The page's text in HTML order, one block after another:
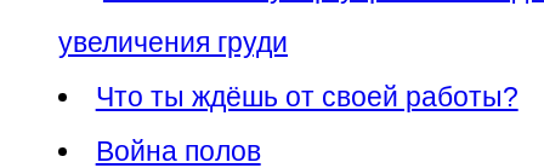
увеличения груди
Что ты ждёшь от своей работы?
Война полов